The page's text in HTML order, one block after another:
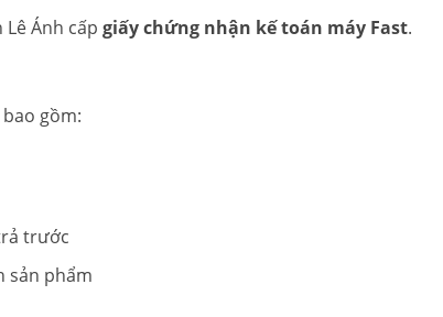
Ánh cấp giấy chứng nhận kế toán máy Fast.
gồm:
trước
sản phẩm